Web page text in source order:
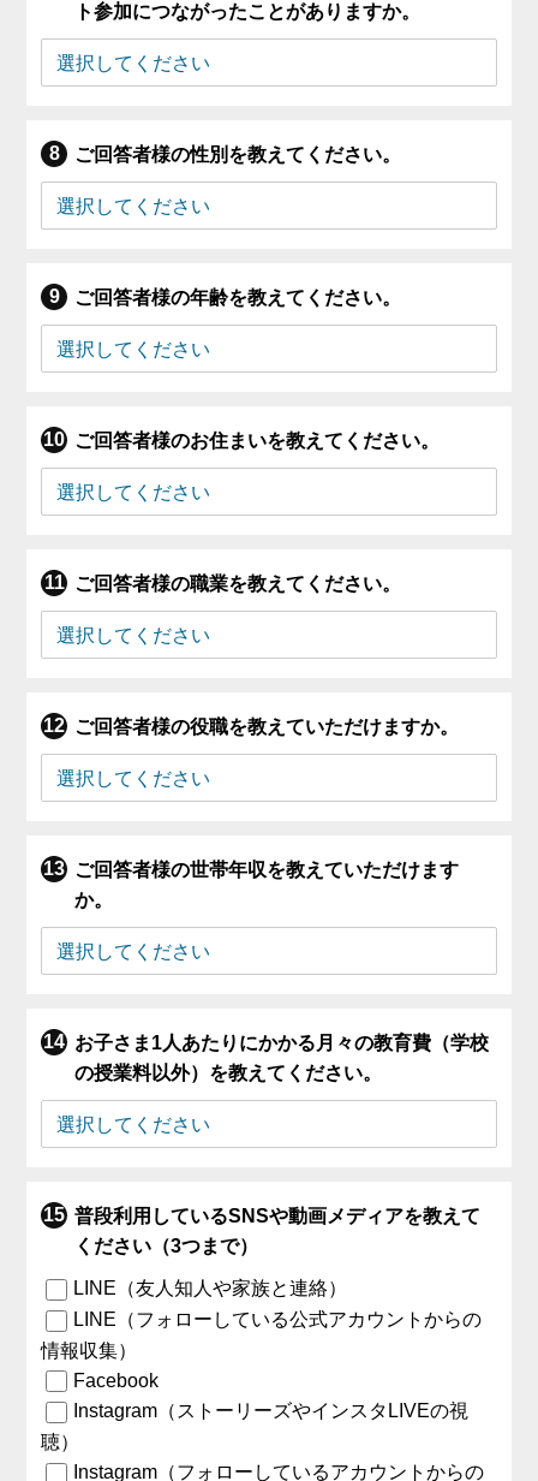
ト参加につながったことがありますか。
ご回答者様の性別を教えてください。
ご回答者様の年齢を教えてください。
ご回答者様のお住まいを教えてください。
ご回答者様の職業を教えてください。
ご回答者様の役職を教えていただけますか。
ご回答者様の世帯年収を教えていただけます
か。
お子さま1人あたりにかかる月々の教育費（学校
の授業料以外）を教えてください。
普段利用しているSNSや動画メディアを教えて
ください（3つまで）
LINE（友人知人や家族と連絡）
LINE（フォローしている公式アカウントからの
情報収集）
Facebook
Instagram（ストーリーズやインスタLIVEの視
聴）
Instagram（フォローしているアカウントからの